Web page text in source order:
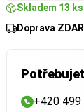
Skladem 13 ks
Doprava
+420